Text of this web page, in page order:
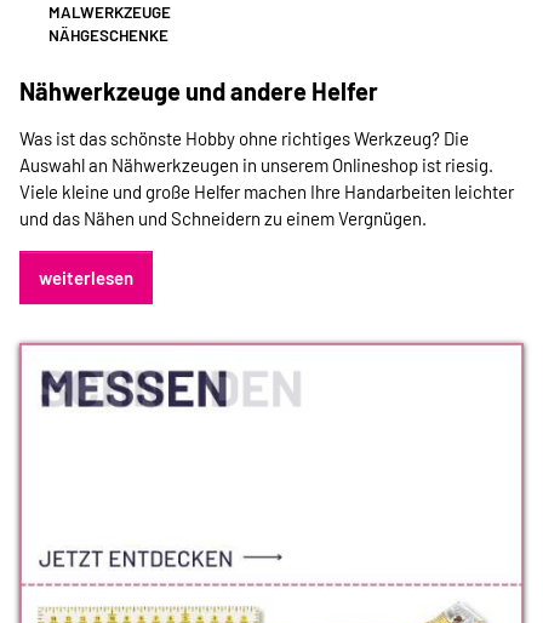
MALWERKZEUGE
NÄHGESCHENKE
Nähwerkzeuge und andere Helfer
Was ist das schönste Hobby ohne richtiges Werkzeug? Die
Auswahl an Nähwerkzeugen in unserem Onlineshop ist riesig.
Viele kleine und große Helfer machen Ihre Handarbeiten leichter
und das Nähen und Schneidern zu einem Vergnügen.
weiterlesen